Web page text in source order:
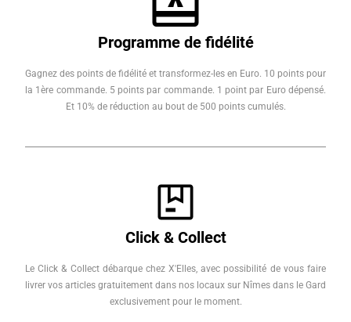
Programme de fidélité
Gagnez des points de fidélité et transformez-les en Euro. 10 points pour
la 1ère commande. 5 points par commande. 1 point par Euro dépensé.
Et 10% de réduction au bout de 500 points cumulés.
Click & Collect
Le Click & Collect débarque chez X'Elles, avec possibilité de vous faire
livrer vos articles gratuitement dans nos locaux sur Nîmes dans le Gard
exclusivement pour le moment.